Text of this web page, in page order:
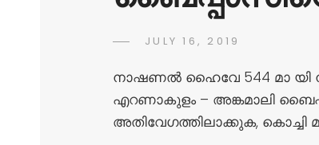
JULY 16, 2019
നാഷണൽ ഹൈവേ 544 മാ യി
എറണാകുളം – അങ്കമാലി
അതിവേഗത്തിലാക്കുക,